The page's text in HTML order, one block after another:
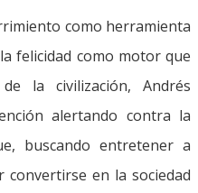
como herramienta
felicidad como motor que
la civilización, Andrés
alertando contra la
buscando entretener a
en la sociedad